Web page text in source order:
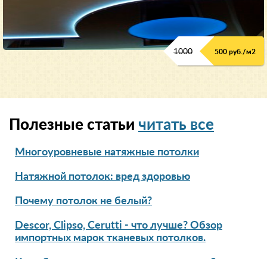
1000 500 руб./м2
Полезные статьи читать все
Многоуровневые натяжные потолки
Натяжной потолок: вред здоровью
Почему потолок не белый?
Descor, Clipso, Cerutti - что лучше? Обзор
импортных марок тканевых потолков.